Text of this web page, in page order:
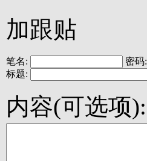
加跟贴
笔名: 密码:
标题:
内容(可选项):